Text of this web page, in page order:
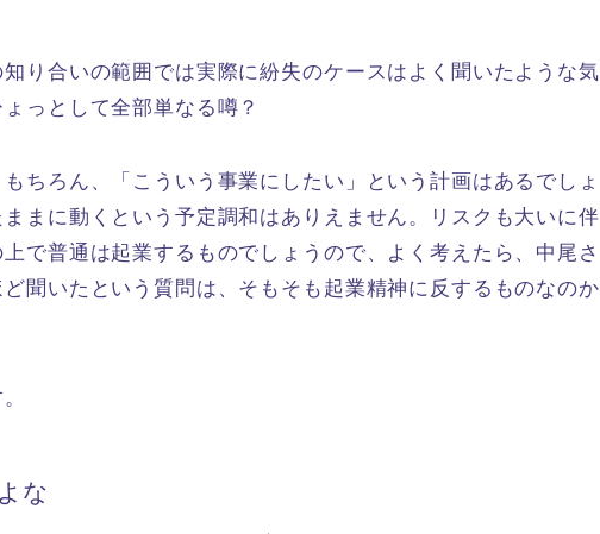
り合いの範囲では実際に紛失のケースはよく聞いたような気
っとして全部単なる噂？
ちろん、「こういう事業にしたい」という計画はあるでしょ
まに動くという予定調和はありえません。リスクも大いに伴
で普通は起業するものでしょうので、よく考えたら、中尾さ
聞いたという質問は、そもそも起業精神に反するものなのか
な